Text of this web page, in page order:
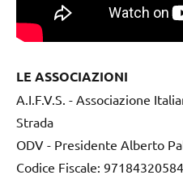
LE ASSOCIAZIONI
A.I.F.V.S. - Associazione
Strada
ODV - Presidente Alberto
Codice Fiscale: 97184320584